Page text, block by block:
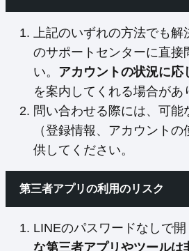
上記のいずれの方法でも解
のサポートセンターに直接
い。 アカウントの状況に応
を案内してくれる場合があ
問い合わせる際には、可能
（登録情報、アカウント
供してください。
第三者アプリの利用のリスク
LINEのパスワードなしで開
な第三者アプリやツールは